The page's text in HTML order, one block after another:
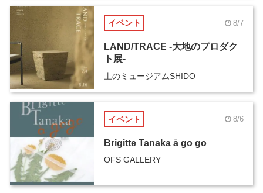
イベント 8/7
LAND/TRACE -大地のプロダク
ト展-
土のミュージアムSHIDO
イベント 8/6
Brigitte Tanaka ā go go
OFS GALLERY